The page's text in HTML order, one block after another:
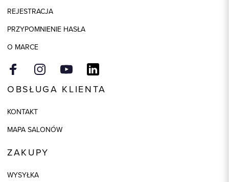
REJESTRACJA
PRZYPOMNIENIE HASŁA
O MARCE
OBSŁUGA KLIENTA
KONTAKT
MAPA SALONÓW
ZAKUPY
WYSYŁKA